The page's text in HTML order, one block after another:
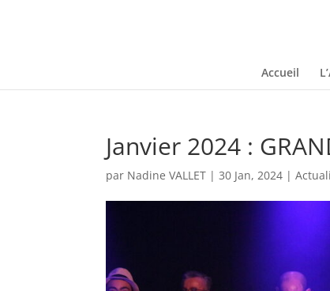
Accueil
Janvier 2024 :
par Nadine VALLET |30 Jan, 2024 |